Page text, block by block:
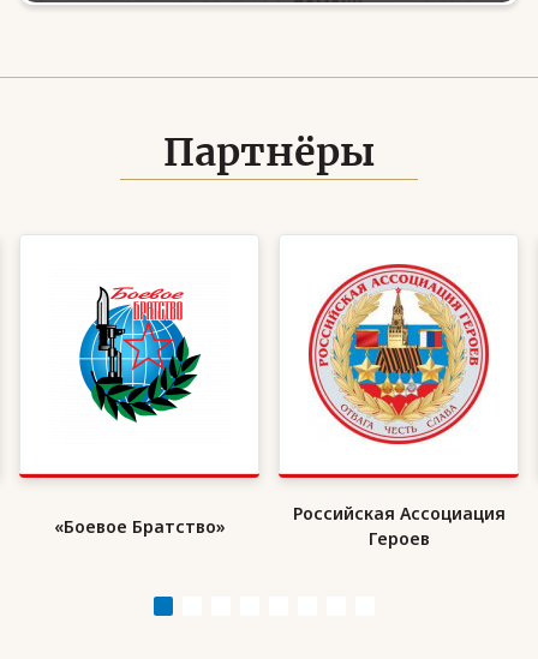
Партнёры
«Боевое Братство»
Российская Ассоциация
Героев